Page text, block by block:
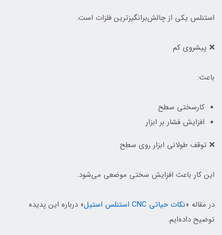
استنلس یکی از چالش‌برانگیزترین فلزات است.
❌ پیشروی کم
باعث:
کارسختی سطح
افزایش فشار بر ابزار
❌ توقف طولانی ابزار روی سطح
این کار باعث افزایش سختی موضعی می‌شود.
در مقاله «نکات حیاتی CNC استنلس استیل
» درباره این پدیده
توضیح داده‌ایم.